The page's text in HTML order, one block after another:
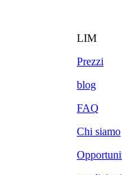
LIM
Prezzi
blog
FAQ
Chi siamo